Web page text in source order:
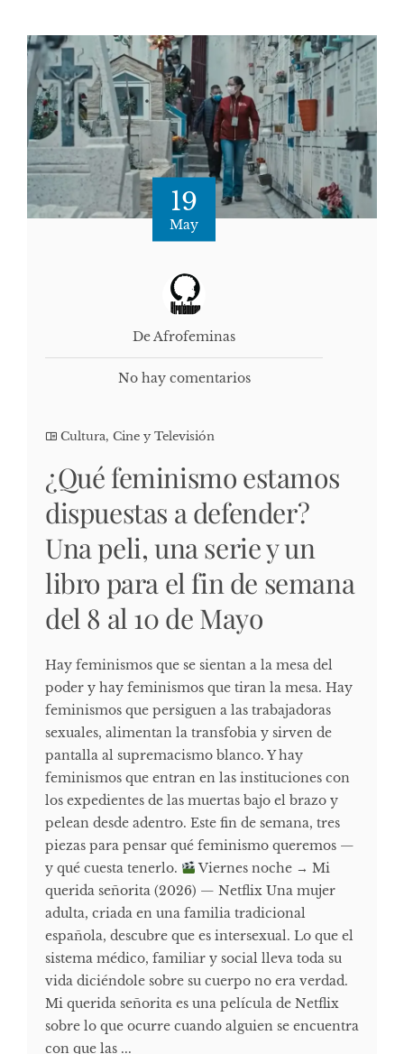
19
May
De Afrofeminas
No hay comentarios
Cultura, Cine y Televisión
¿Qué feminismo estamos
dispuestas a defender?
Una peli, una serie y un
libro para el fin de semana
del 8 al 10 de Mayo
Hay feminismos que se sientan a la mesa del
poder y hay feminismos que tiran la mesa. Hay
feminismos que persiguen a las trabajadoras
sexuales, alimentan la transfobia y sirven de
pantalla al supremacismo blanco. Y hay
feminismos que entran en las instituciones con
los expedientes de las muertas bajo el brazo y
pelean desde adentro. Este fin de semana, tres
piezas para pensar qué feminismo queremos —
y qué cuesta tenerlo.
Viernes noche → Mi
querida señorita (2026) — Netflix Una mujer
adulta, criada en una familia tradicional
española, descubre que es intersexual. Lo que el
sistema médico, familiar y social lleva toda su
vida diciéndole sobre su cuerpo no era verdad.
Mi querida señorita es una película de Netflix
sobre lo que ocurre cuando alguien se encuentra
con que las ...